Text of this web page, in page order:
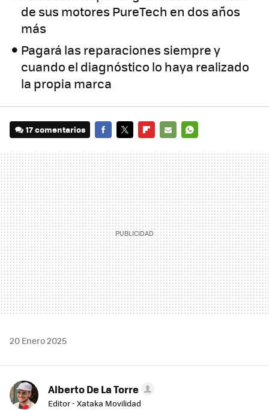
de sus motores PureTech en dos años
más
Pagará las reparaciones siempre y
cuando el diagnóstico lo haya realizado
la propia marca
17 comentarios
MAIL
20 Enero 2025
Alberto De La Torre
Editor - Xataka Movilidad